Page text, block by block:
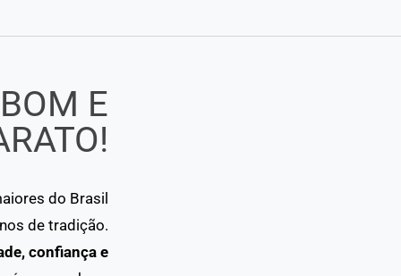
E
do Brasil
de tradição.
confiança e